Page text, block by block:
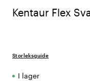
Kentaur Flex
Storleksguide
I lager